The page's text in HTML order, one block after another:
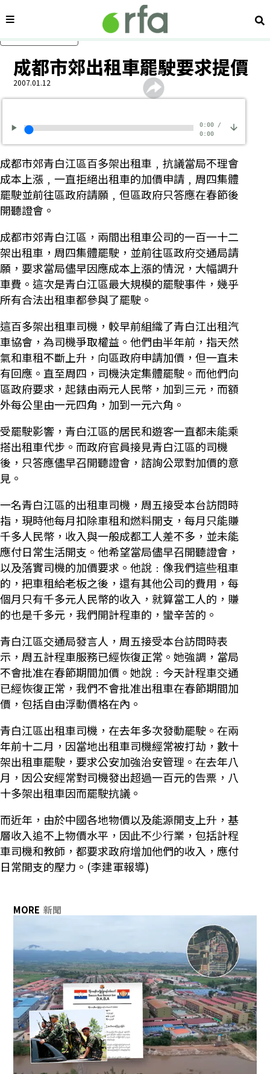
內容分類 搜
成都市郊出租車罷駛要求提價
2007.01.12
0:00/
0:00
成都市郊青白江區百多架出租車﹐抗議當局不理會
成本上漲﹐一直拒絕出租車的加價申請﹐周四集體
罷駛並前往區政府請願﹐但區政府只答應在春節後
開聽證會。
成都市郊青白江區，兩間出租車公司的一百一十二
架出租車，周四集體罷駛，並前往區政府交通局請
願，要求當局儘早因應成本上漲的情況，大幅調升
車費。這次是青白江區最大規模的罷駛事件，幾乎
所有合法出租車都參與了罷駛。
這百多架出租車司機，較早前組織了青白江出租汽
車協會，為司機爭取權益。他們由半年前，指天然
氣和車租不斷上升，向區政府申請加價，但一直未
有回應。直至周四，司機決定集體罷駛。而他們向
區政府要求，起錶由兩元人民幣，加到三元，而額
外每公里由一元四角，加到一元六角。
受罷駛影響，青白江區的居民和遊客一直都未能乘
搭出租車代步。而政府官員接見青白江區的司機
後，只答應儘早召開聽證會，諮詢公眾對加價的意
見。
一名青白江區的出租車司機，周五接受本台訪問時
指，現時他每月扣除車租和燃料開支，每月只能賺
千多人民幣，收入與一般成都工人差不多，並未能
應付日常生活開支。他希望當局儘早召開聽證會，
以及落實司機的加價要求。他說﹕像我們這些租車
的，把車租給老板之後，還有其他公司的費用，每
個月只有千多元人民幣的收入，就算當工人的，賺
的也是千多元，我們開計程車的，蠻辛苦的。
青白江區交通局發言人，周五接受本台訪問時表
示，周五計程車服務已經恢復正常。她強調，當局
不會批准在春節期間加價。她說﹕今天計程車交通
已經恢復正常，我們不會批准出租車在春節期間加
價，包括自由浮動價格在內。
青白江區出租車司機，在去年多次發動罷駛。在兩
年前十二月，因當地出租車司機經常被打劫，數十
架出租車罷駛，要求公安加強治安管理。在去年八
月，因公安經常對司機發出超過一百元的告票，八
十多架出租車因而罷駛抗議。
而近年，由於中國各地物價以及能源開支上升，基
層收入追不上物價水平，因此不少行業，包括計程
車司機和教師，都要求政府增加他們的收入，應付
日常開支的壓力。(李建軍報導)
MORE 新聞